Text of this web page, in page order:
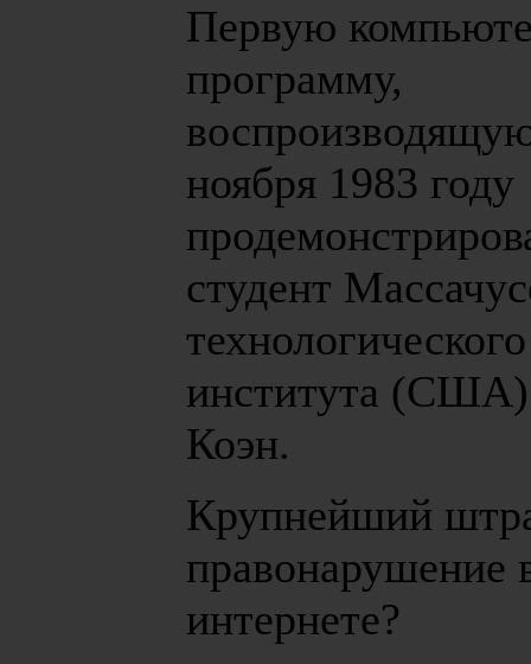
Первую
программу,
ноября 1983 году
студент
технологического
института
Коэн.
Крупнейший
правонарушение
интернете?